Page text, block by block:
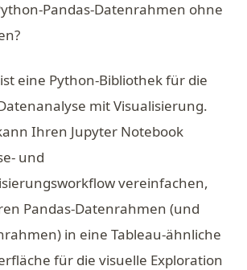
Pandas-Datenrahmen ohne
eine Python-Bibliothek für die
mit Visualisierung.
in a new tab)
Ihren Jupyter Notebook
und
vereinfachen,
Pandas-Datenrahmen (und
in eine Tableau-ähnliche
für die visuelle Exploration